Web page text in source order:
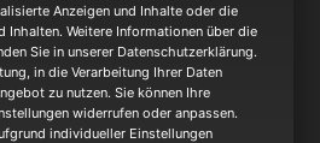
Anzeigen und Inhalte oder die
Inhalten. Weitere Informationen über die
Sie in unserer Datenschutzerklärung.
in die Verarbeitung Ihrer Daten
zu nutzen. Sie können Ihre
widerrufen oder anpassen.
individueller Einstellungen